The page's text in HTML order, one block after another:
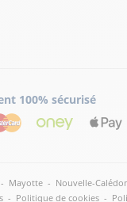
100% sécurisé
- Mayotte - Nouvelle-
- Politique de cookies -